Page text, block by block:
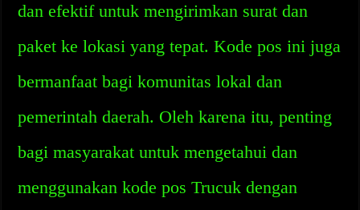
dan efektif untuk mengirimkan surat dan
paket ke lokasi yang tepat. Kode pos ini juga
bermanfaat bagi komunitas lokal dan
pemerintah daerah. Oleh karena itu, penting
bagi masyarakat untuk mengetahui dan
menggunakan kode pos Trucuk dengan